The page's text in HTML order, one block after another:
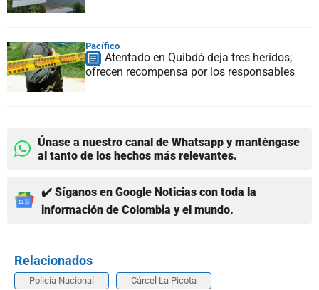
Pacífico
Atentado en Quibdó deja tres heridos;
ofrecen recompensa por los responsables
Únase a nuestro canal de Whatsapp y manténgase
al tanto de los hechos más relevantes.
✔️ Síganos en Google Noticias con toda la
información de Colombia y el mundo.
Relacionados
Policía Nacional Cárcel La Picota